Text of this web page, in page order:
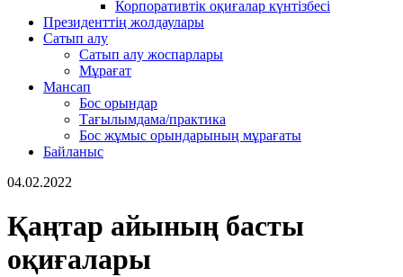
Корпоративтік оқиғалар күнтізбесі
Президенттің жолдаулары
Сатып алу
Сатып алу жоспарлары
Мұрағат
Мансап
Бос орындар
Тағылымдама/практика
Бос жұмыс орындарының мұрағаты
Байланыс
04.02.2022
Қаңтар айының басты
оқиғалары